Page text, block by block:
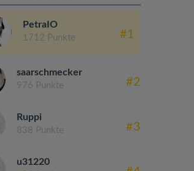
PetraIO
1712 Punkte #1
saarschmecker
976 Punkte #2
Ruppi
838 Punkte #3
u31220